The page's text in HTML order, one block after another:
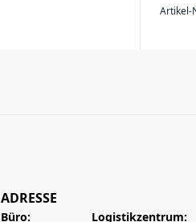
Artikel-
ADRESSE
Büro: Logistikzentrum: